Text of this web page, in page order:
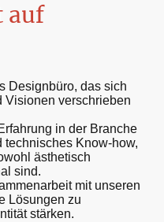
auf
Designbüro, das sich
Visionen verschrieben
in der Branche
technisches Know-how,
ästhetisch
sind.
mit unseren
Lösungen zu
stärken.